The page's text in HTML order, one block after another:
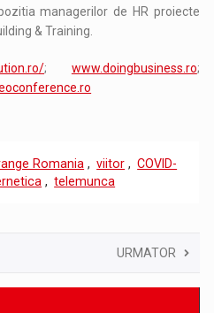
managerilor de HR proiecte
& Training.
; www.doingbusiness.ro;
Romania , viitor , COVID-
, telemunca
URMATOR